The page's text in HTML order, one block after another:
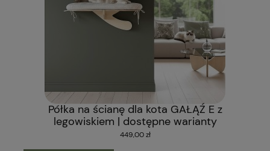
Półka na ścianę dla kota GAŁĄŹ E z
legowiskiem | dostępne warianty
449,00 zł